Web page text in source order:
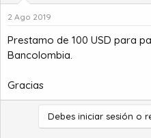
e
t
m
a
e
i
2 Ago 2019
Prestamo de 100 USD para
Bancolombia.
Gracias
Debes iniciar sesión o